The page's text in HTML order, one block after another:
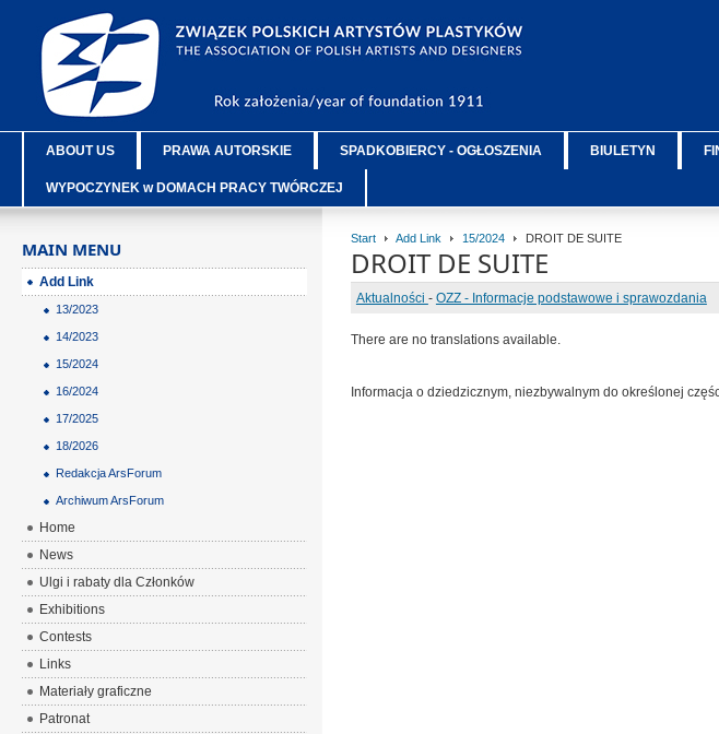
ABOUT US PRAWA AUTORSKIE SPADKOBIERCY - OGŁOSZENIA BIULETYN
WYPOCZYNEK w DOMACH PRACY TWÓRCZEJ
Start Add Link 15/2024 DROIT DE SUITE
DROIT DE SUITE
Aktualności - OZZ - Informacje podstawowe i sprawozdania
There are no translations available.
Informacja o dziedzicznym, niezbywalnym do określonej
MAIN MENU
Add Link
13/2023
14/2023
15/2024
16/2024
17/2025
18/2026
Redakcja ArsForum
Archiwum ArsForum
Home
News
Ulgi i rabaty dla Członków
Exhibitions
Contests
Links
Materiały graficzne
Patronat